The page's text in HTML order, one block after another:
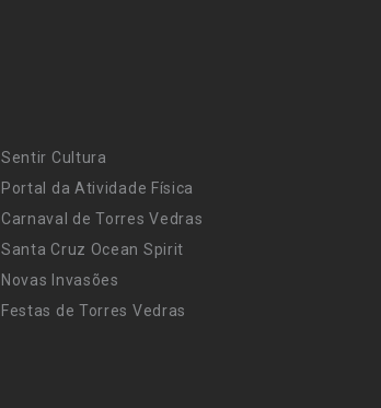
Sentir Cultura
Portal da Atividade Física
Carnaval de Torres Vedras
Santa Cruz Ocean Spirit
Novas Invasões
Festas de Torres Vedras